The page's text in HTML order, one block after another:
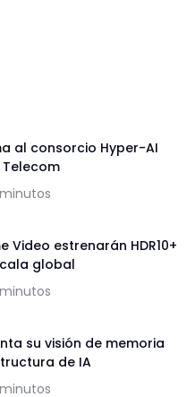
al consorcio Hyper-AI
Video estrenarán HDR10+
global
su visión de memoria
de IA